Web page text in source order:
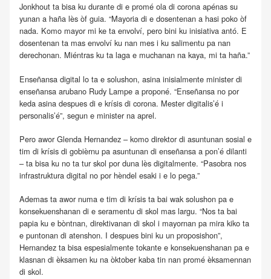
Jonkhout ta bisa ku durante di e promé ola di corona apénas su
yunan a haña lès òf guia. “Mayoria di e dosentenan a hasi poko òf
nada. Komo mayor mi ke ta envolví, pero bini ku inisiativa antó. E
dosentenan ta mas envolví ku nan mes i ku salimentu pa nan
derechonan. Miéntras ku ta laga e muchanan na kaya, mi ta haña.”
Enseñansa digital lo ta e solushon, asina inisialmente minister di
enseñansa arubano Rudy Lampe a proponé. “Enseñansa no por
keda asina despues di e krísis di corona. Mester digitalis’é i
personalis’é”, segun e minister na aprel.
Pero awor Glenda Hernandez – komo direktor di asuntunan sosial e
tim di krísis di gobièrnu pa asuntunan di enseñansa a pon’é dilanti
– ta bisa ku no ta tur skol por duna lès digitalmente. “Pasobra nos
infrastruktura digital no por hèndel esaki i e lo pega.”
Ademas ta awor numa e tim di krísis ta bai wak solushon pa e
konsekuenshanan di e seramentu di skol mas largu. “Nos ta bai
papia ku e bòntnan, direktivanan di skol i mayornan pa mira kiko ta
e puntonan di atenshon. I despues bini ku un proposishon”,
Hernandez ta bisa espesialmente tokante e konsekuenshanan pa e
klasnan di èksamen ku na òktober kaba tin nan promé èksamennan
di skol.